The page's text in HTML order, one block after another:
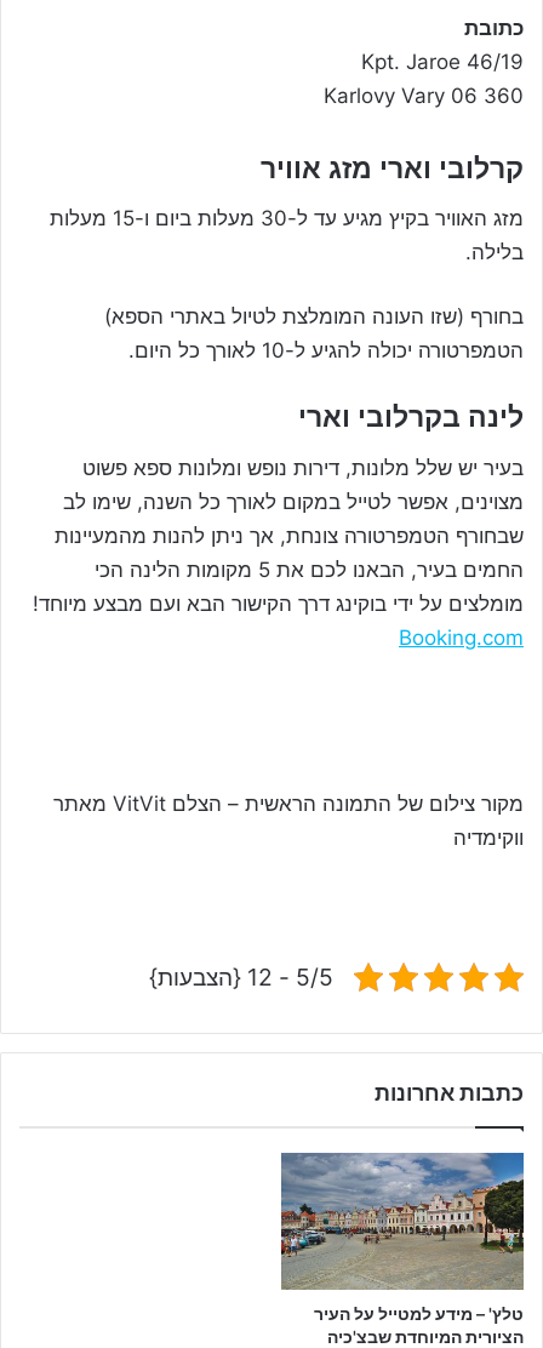
כתובת
Kpt. Jaroe 46/19
360 06 Karlovy Vary
קרלובי וארי מזג אוויר
מזג האוויר בקיץ מגיע עד ל-30 מעלות ביום ו-15 מעלות
בלילה.
בחורף (שזו העונה המומלצת לטיול באתרי הספא)
הטמפרטורה יכולה להגיע ל-10 לאורך כל היום.
לינה בקרלובי וארי
בעיר יש שלל מלונות, דירות נופש ומלונות ספא פשוט
מצוינים, אפשר לטייל במקום לאורך כל השנה, שימו לב
שבחורף הטמפרטורה צונחת, אך ניתן להנות מהמעיינות
החמים בעיר, הבאנו לכם את 5 מקומות הלינה הכי
מומלצים על ידי בוקינג דרך הקישור הבא ועם מבצע מיוחד!
Booking.com
מקור צילום של התמונה הראשית – הצלם VitVit מאתר
ווקימדיה
5/5 - 12 {הצבעות}
כתבות אחרונות
טלץ' – מידע למטייל על העיר
הציורית המיוחדת שבצ'כיה